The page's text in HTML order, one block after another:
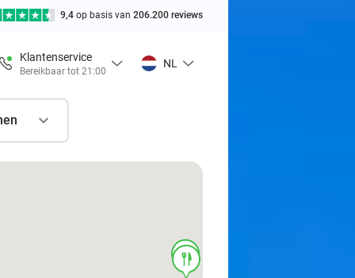
9,4 op basis van 206.200 reviews
Klantenservice
Bereikbaar tot 21:00
NL
food
food